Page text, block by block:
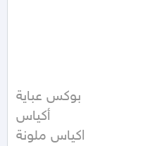
بوكس عباية
أكياس
اكياس ملونة